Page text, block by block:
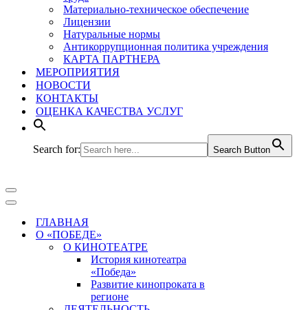
Материально-техническое обеспечение
Лицензии
Натуральные нормы
Антикоррупционная политика учреждения
КАРТА ПАРТНЕРА
МЕРОПРИЯТИЯ
НОВОСТИ
КОНТАКТЫ
ОЦЕНКА КАЧЕСТВА УСЛУГ
Search for: Search Button
Меню
навигации
Меню
навигацииГЛАВНАЯ
О «ПОБЕДЕ»
О КИНОТЕАТРЕ
История кинотеатра
«Победа»
Развитие кинопроката в
регионе